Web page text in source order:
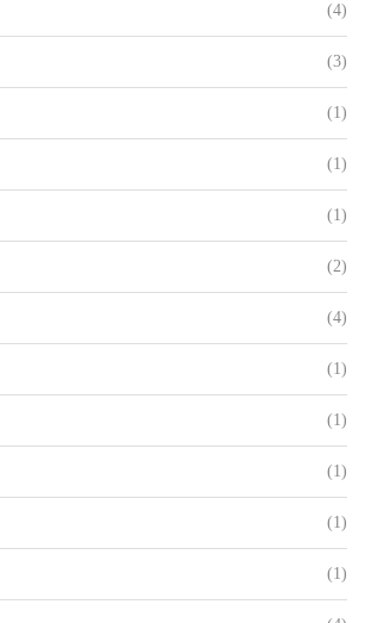
(4)
(3)
(1)
(1)
(1)
(2)
(4)
(1)
(1)
(1)
(1)
(1)